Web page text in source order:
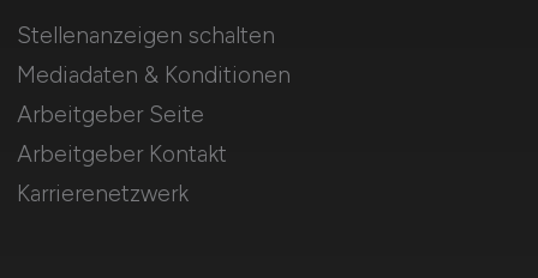
Stellenanzeigen schalten
Mediadaten & Konditionen
Arbeitgeber Seite
Arbeitgeber Kontakt
Karrierenetzwerk